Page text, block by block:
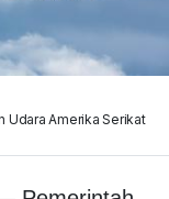
Udara Amerika Serikat